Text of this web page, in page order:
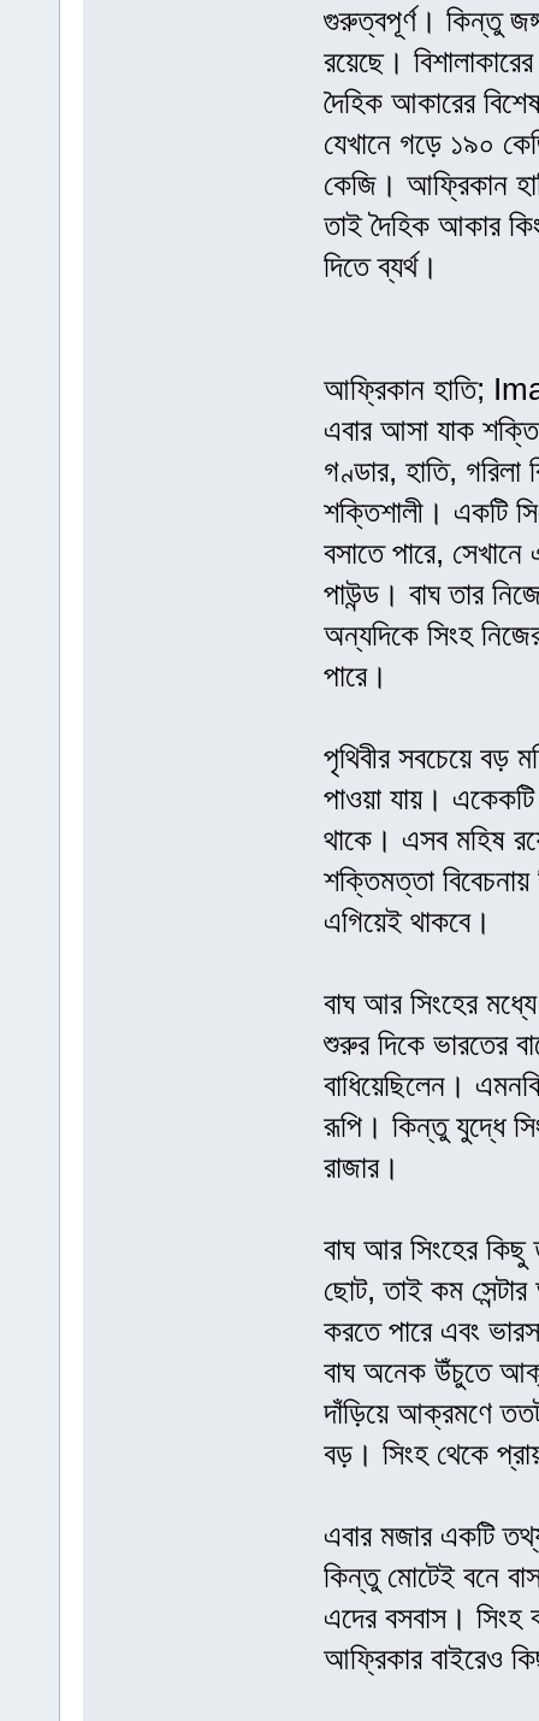
গুরুত্বপূর্ণ। কিন্তু
রয়েছে।
দৈহিক আকারের
যেখানে গড়ে ১৯০
কেজি। আফ্রিকান
তাই দৈহিক আকার
দিতে ব্যর্থ।
আফ্রিকান হাতি;
এবার আসা যাক
গণ্ডার, হাতি, গরিলা
শক্তিশালী। একটি
বসাতে পারে,
পাউন্ড। বাঘ তার
অন্যদিকে সিংহ
পারে।
পৃথিবীর সবচেয়ে বড়
পাওয়া যায়।
থাকে। এসব মহিষ
শক্তিমত্তা বিবেচনায়
এগিয়েই থাকবে।
বাঘ আর সিংহের
শুরুর দিকে ভারতের
বাধিয়েছিলেন।
রূপি। কিন্তু যুদ্ধে
রাজার।
বাঘ আর সিংহের কিছু
ছোট, তাই কম
করতে পারে এবং
বাঘ অনেক উঁচুতে
দাঁড়িয়ে আক্রমণে
বড়। সিংহ থেকে
এবার মজার একটি
কিন্তু মোটেই বনে
এদের বসবাস।
আফ্রিকার বাইরেও